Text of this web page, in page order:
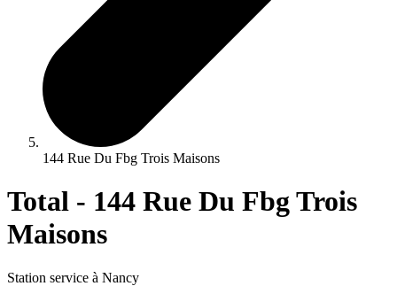
144 Rue Du Fbg Trois Maisons
Total - 144 Rue Du Fbg Trois
Maisons
Station service à Nancy